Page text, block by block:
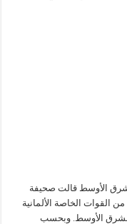
الأوسط قالت صحيفة
القوات الخاصة الألمانية
الأوسط. وبحسب